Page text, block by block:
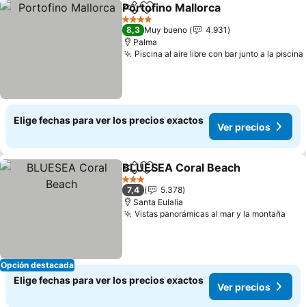
CompartirAgregar a favoritos
Portofino Mallorca
4 Estrellas
8,3 Muy bueno
4.931
Palma
Piscina al aire libre con bar junto a la piscina
Elige fechas para ver los precios exactos
Ver precios
Opción destacada
CompartirAgregar a favoritos
BLUESEA Coral Beach
3 Estrellas
7,4
5.378
Santa Eulalia
Vistas panorámicas al mar y la montaña
Elige fechas para ver los precios exactos
Ver precios